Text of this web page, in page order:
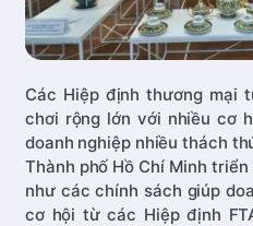
Các Hiệp định thương mại
chơi rộng lớn với nhiều cơ
doanh nghiệp nhiều thách
Thành phố Hồ Chí Minh
như các chính sách giúp
cơ hội từ các Hiệp định